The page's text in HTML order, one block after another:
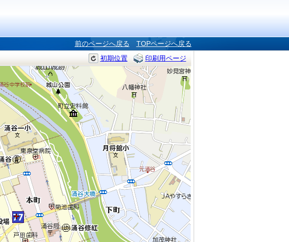
前のページへ戻る TOPページへ戻る
初期位置 印刷用ページ